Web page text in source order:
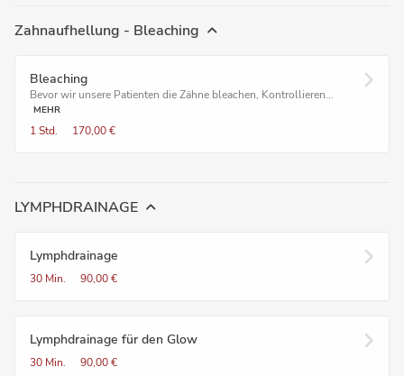
Zahnaufhellung - Bleaching
Bleaching
Bevor wir unsere Patienten die Zähne bleachen, Kontrollieren...
MEHR
1 Std. 170,00 €
LYMPHDRAINAGE
Lymphdrainage
30 Min. 90,00 €
Lymphdrainage für den Glow
30 Min. 90,00 €